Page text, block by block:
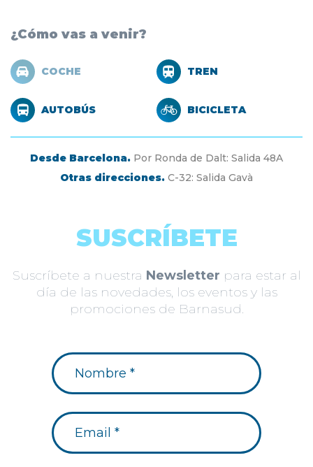
¿Cómo vas a venir?
COCHE TREN
AUTOBÚS BICICLETA
Desde Barcelona. Por Ronda de Dalt: Salida 48A
Otras direcciones. C-32: Salida Gavà
SUSCRÍBETE
Suscríbete a nuestra Newsletter para estar al
día de las novedades, los eventos y las
promociones de Barnasud.